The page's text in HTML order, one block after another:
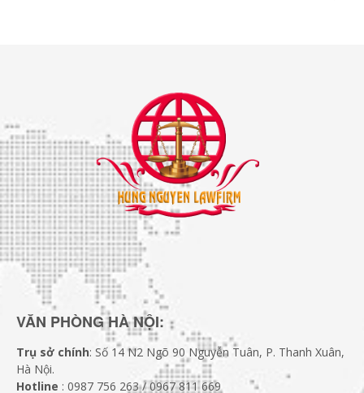
VĂN PHÒNG HÀ NỘI:
Trụ sở chính: Số 14 N2 Ngõ 90 Nguyễn Tuân, P. Thanh Xuân,
Hà Nội.
Hotline : 0987 756 263 / 0967 811 669